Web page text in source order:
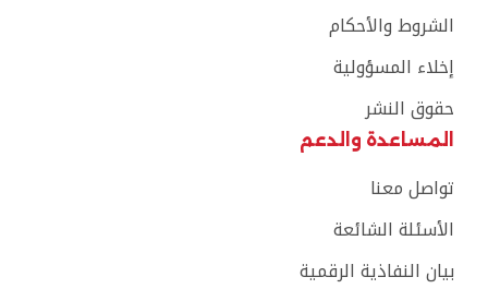
الشروط والأحكام
إخلاء المسؤولية
حقوق النشر
المساعدة والدعم
تواصل معنا
الأسئلة الشائعة
بيان النفاذية الرقمية